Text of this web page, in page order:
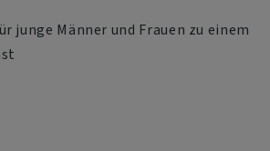
junge Männer und Frauen zu einem